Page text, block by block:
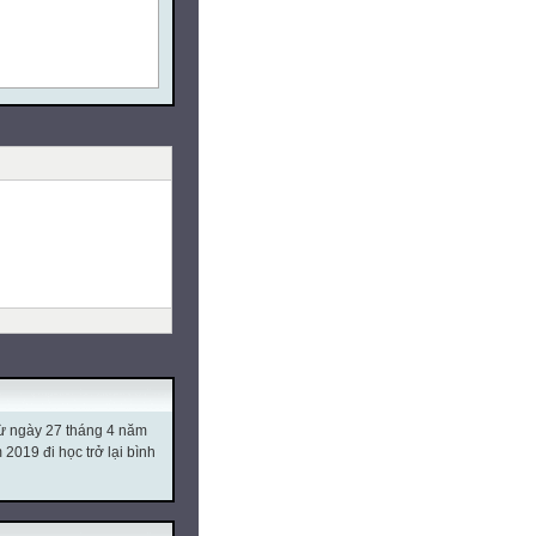
đồng mẫu số các
3 phân số theo thứ
ngày 27 tháng 4 năm
2019 đi học trở lại bình